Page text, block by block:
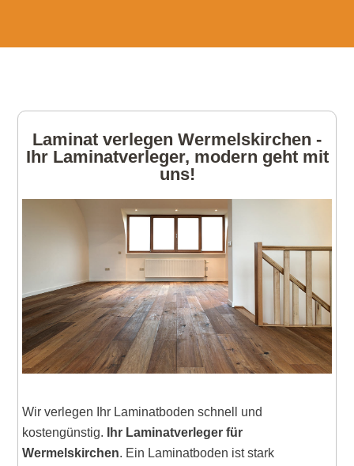
Laminat verlegen Wermelskirchen -
Ihr Laminatverleger, modern geht mit
uns!
Wir verlegen Ihr Laminatboden schnell und
kostengünstig.
Ihr Laminatverleger für
Wermelskirchen. Ein Laminatboden ist stark